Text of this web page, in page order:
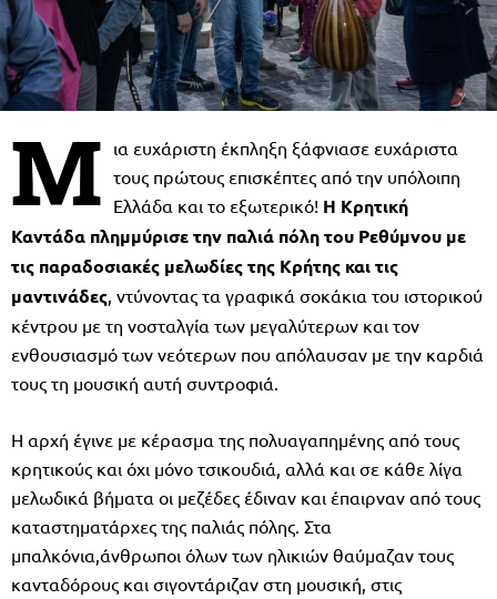
Μ ια ευχάριστη έκπληξη ξάφνιασε ευχάριστα
τους πρώτους επισκέπτες από την υπόλοιπη
Ελλάδα και το εξωτερικό! Η Κρητική
Καντάδα πλημμύρισε την παλιά πόλη του Ρεθύμνου με
τις παραδοσιακές μελωδίες της Κρήτης και τις
μαντινάδες , ντύνοντας τα γραφικά σοκάκια του ιστορικού
κέντρου με τη νοσταλγία των μεγαλύτερων και τον
ενθουσιασμό των νεότερων που απόλαυσαν με την καρδιά
τους τη μουσική αυτή συντροφιά.
Η αρχή έγινε με κέρασμα της πολυαγαπημένης από τους
κρητικούς και όχι μόνο τσικουδιά, αλλά και σε κάθε λίγα
μελωδικά βήματα οι μεζέδες έδιναν και έπαιρναν από τους
καταστηματάρχες της παλιάς πόλης. Στα
μπαλκόνια,άνθρωποι όλων των ηλικιών θαύμαζαν τους
κανταδόρους και σιγοντάριζαν στη μουσική, στις